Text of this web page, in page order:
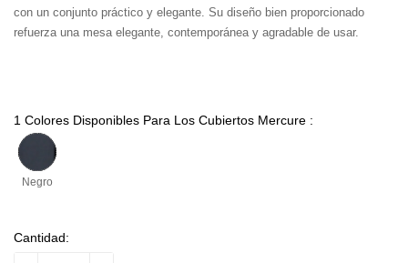
con un conjunto práctico y elegante. Su diseño bien proporcionado
refuerza una mesa elegante, contemporánea y agradable de usar.
1 Colores Disponibles Para Los Cubiertos Mercure :
Negro
Cantidad: